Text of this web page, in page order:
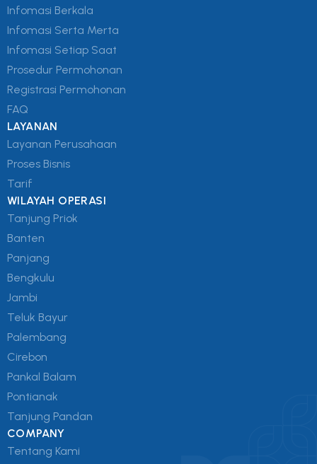
Infomasi Berkala
Infomasi Serta Merta
Infomasi Setiap Saat
Prosedur Permohonan
Registrasi Permohonan
FAQ
LAYANAN
Layanan Perusahaan
Proses Bisnis
Tarif
WILAYAH OPERASI
Tanjung Priok
Banten
Panjang
Bengkulu
Jambi
Teluk Bayur
Palembang
Cirebon
Pankal Balam
Pontianak
Tanjung Pandan
COMPANY
Tentang Kami